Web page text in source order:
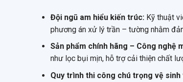
Đội ngũ am hiểu kiến trúc:Kỹ thuật
phương án xử lý trần – tường nhằm
Sản phẩm chính hãng – Công nghệ
như lọc bụi mịn, hỗ trợ cải thiện chất
Quy trình thi công chú trọng vệ sinh